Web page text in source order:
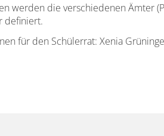
werden die verschiedenen Ämter
definiert.
für den Schülerrat: Xenia